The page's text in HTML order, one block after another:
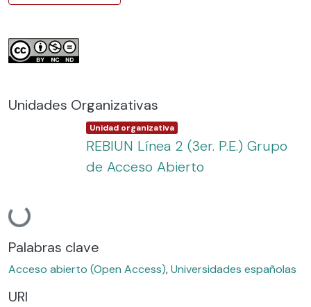
Unidades Organizativas
Cargando...
Item type:
Unidad organizativa ,
REBIUN Línea 2 (3er. P.E.) Grupo
de Acceso Abierto
Palabras clave
Acceso abierto (Open Access),Universidades españolas
URI